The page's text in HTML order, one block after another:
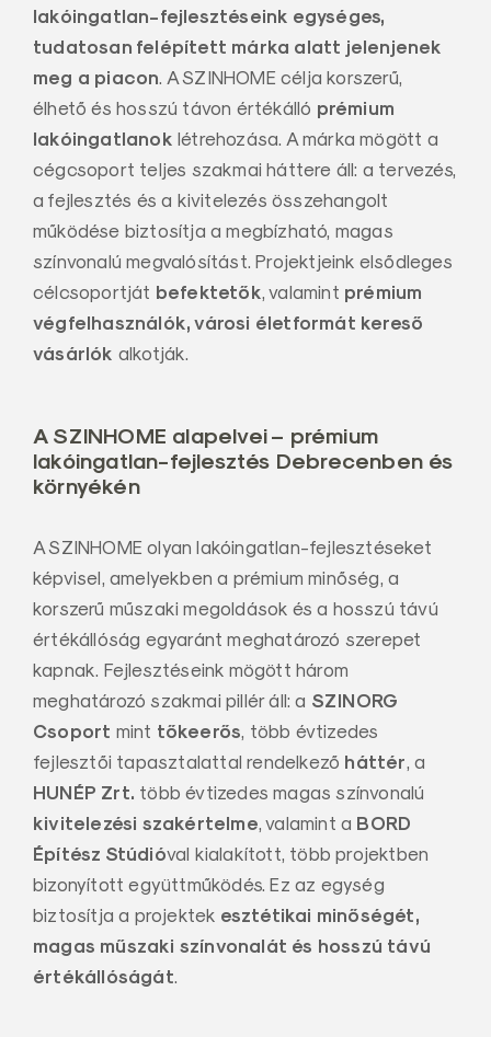
lakóingatlan-fejlesztéseink egységes,
tudatosan felépített márka alatt jelenjenek
meg a piacon. A SZINHOME célja korszerű,
élhető és hosszú távon értékálló prémium
lakóingatlanok létrehozása. A márka mögött a
cégcsoport teljes szakmai háttere áll: a tervezés,
a fejlesztés és a kivitelezés összehangolt
működése biztosítja a megbízható, magas
színvonalú megvalósítást. Projektjeink elsődleges
célcsoportját befektetők, valamint prémium
végfelhasználók, városi életformát kereső
vásárlók alkotják.
A SZINHOME alapelvei – prémium
lakóingatlan-fejlesztés Debrecenben és
környékén
A SZINHOME olyan lakóingatlan-fejlesztéseket
képvisel, amelyekben a prémium minőség, a
korszerű műszaki megoldások és a hosszú távú
értékállóság egyaránt meghatározó szerepet
kapnak. Fejlesztéseink mögött három
meghatározó szakmai pillér áll: a SZINORG
Csoport mint tőkeerős, több évtizedes
fejlesztői tapasztalattal rendelkező háttér, a
HUNÉP Zrt. több évtizedes magas színvonalú
kivitelezési szakértelme, valamint a BORD
Építész Stúdióval kialakított, több projektben
bizonyított együttműködés. Ez az egység
biztosítja a projektek esztétikai minőségét,
magas műszaki színvonalát és hosszú távú
értékállóságát.